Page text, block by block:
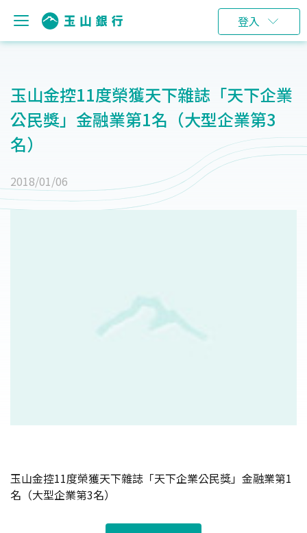
登入
玉山金控11度榮獲天下雜誌「天下企業
公民獎」金融業第1名（大型企業第3
名）
2018/01/06
玉山金控11度榮獲天下雜誌「天下企業公民獎」金融業第1
名（大型企業第3名）